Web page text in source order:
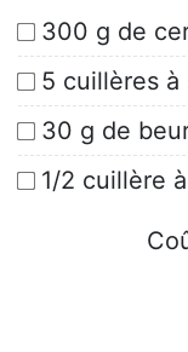
300 g de
5 cuillères à
30 g de
1/2 cuillère à